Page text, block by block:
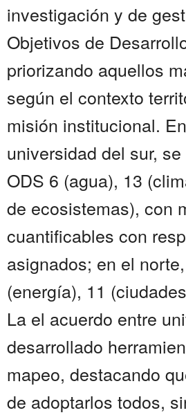
investigación y de
Objetivos de
priorizando aquellos
según el contexto
misión institucional.
universidad del sur,
ODS 6 (agua), 13
de ecosistemas), con
cuantificables con
asignados; en el
(energía), 11
La el acuerdo entre
desarrollado
mapeo, destacando
de adoptarlos todos,